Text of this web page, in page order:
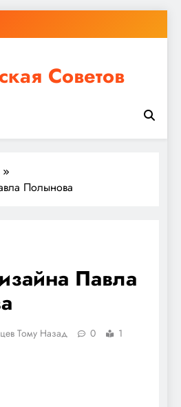
Советов
строительство, в Мастерской
Полынова
Павла
Тому Назад 0
1